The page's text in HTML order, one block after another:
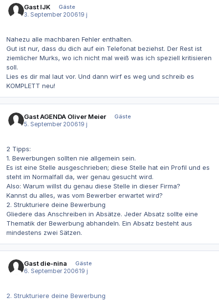
Gast IJK
Gäste
3. September 200619 j
Nahezu alle machbaren Fehler enthalten.
Gut ist nur, dass du dich auf ein Telefonat beziehst. Der Rest ist
ziemlicher Murks, wo ich nicht mal weiß was ich speziell kritisieren
soll.
Lies es dir mal laut vor. Und dann wirf es weg und schreib es
KOMPLETT neu!
Gast AGENDA Oliver Meier
Gäste
5. September 200619 j
2 Tipps:
1. Bewerbungen sollten nie allgemein sein.
Es ist eine Stelle ausgeschrieben; diese Stelle hat ein Profil und es
steht im Normalfall da, wer genau gesucht wird.
Also: Warum willst du genau diese Stelle in dieser Firma?
Kannst du alles, was vom Bewerber erwartet wird?
2. Strukturiere deine Bewerbung
Gliedere das Anschreiben in Absätze. Jeder Absatz sollte eine
Thematik der Bewerbung abhandeln. Ein Absatz besteht aus
mindestens zwei Sätzen.
Gast die-nina
Gäste
6. September 200619 j
2. Strukturiere deine Bewerbung